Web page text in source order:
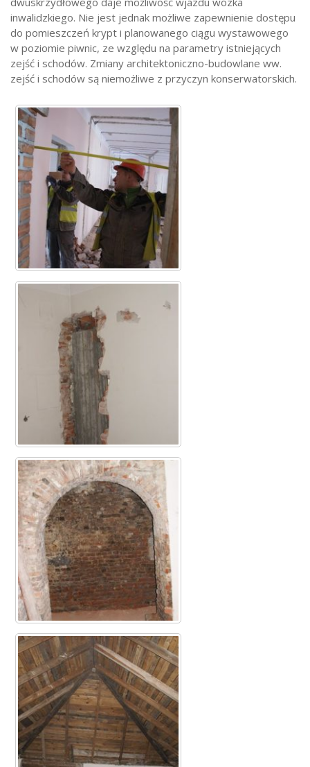
inwalidzkiego. Nie jest jednak możliwe zapewnienie dostępu
do pomieszczeń krypt i planowanego ciągu wystawowego
w poziomie piwnic, ze względu na parametry istniejących
zejść i schodów. Zmiany architektoniczno-budowlane ww.
zejść i schodów są niemożliwe z przyczyn konserwatorskich.